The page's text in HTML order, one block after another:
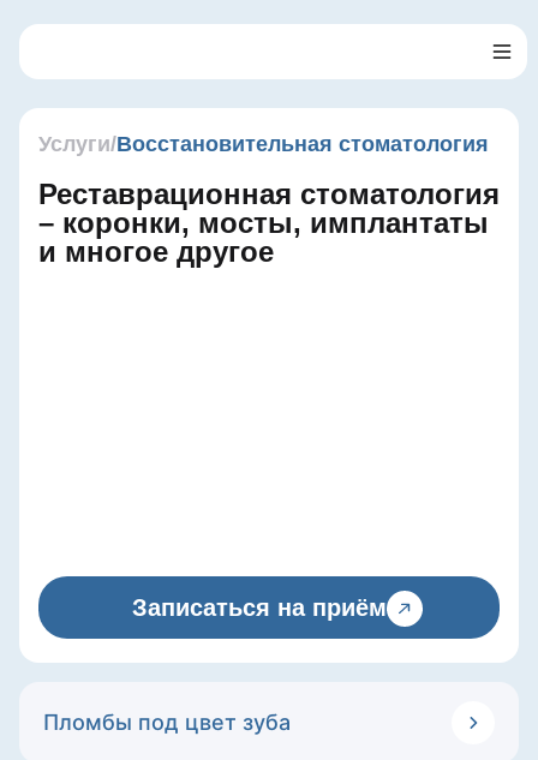
содержанию
Услуги/Восстановительная стоматология
Реставрационная стоматология
– коронки, мосты, имплантаты
и многое другое
Записаться на приём
Пломбы под цвет зуба